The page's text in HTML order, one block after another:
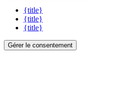
{title}
{title}
{title}
Gérer le consentement